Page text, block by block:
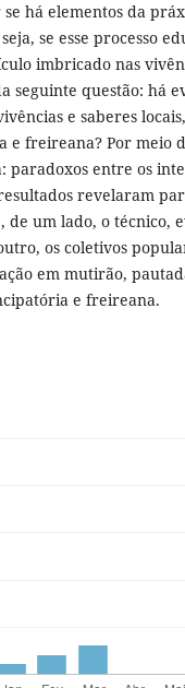
há elementos da
se esse processo
imbricado nas
seguinte questão: há
e saberes
e freireana? Por meio
entre os
revelaram
de um lado, o técnico,
os coletivos
em mutirão,
e freireana.